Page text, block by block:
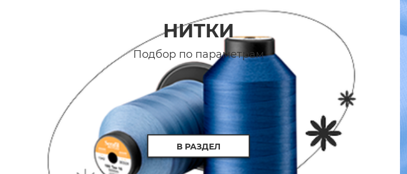
НИТКИ
Подбор по параметрам
В РАЗДЕЛ